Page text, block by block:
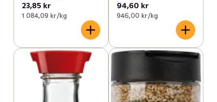
23,85 kr
1 084,09 kr /kg
94,60 kr
946,00 kr /kg